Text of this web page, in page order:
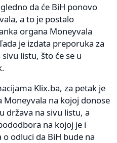
da će BiH ponovo
a to je postalo
organa Moneyvala
je izdata preporuka za
listu, što će se u
Klix.ba, za petak je
Moneyvala na kojoj donose
država na sivu listu, a
na kojoj je i
odluci da BiH bude na